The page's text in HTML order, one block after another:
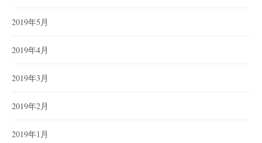
2019年5月
2019年4月
2019年3月
2019年2月
2019年1月